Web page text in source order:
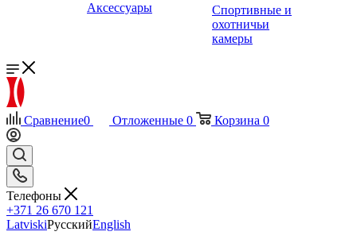
Аксессуары
Спортивные и
охотничьи
камеры
Сравнение0 Отложенные 0 Корзина 0
Телефоны
+371 26 670 121
LatviskiРусскийEnglish